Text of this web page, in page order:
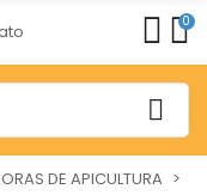
0
DE APICULTURA